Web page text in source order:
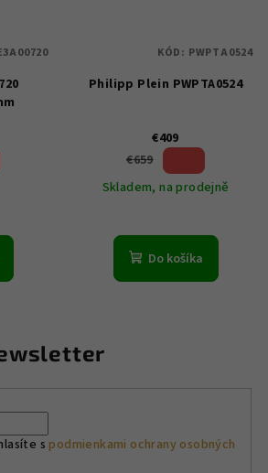
Philipp Plein PWPTA0524
€409
€659
Skladem, na prodejně
Do košíka
KÓD: PWPTA0524
spodmienkami ochrany osobných